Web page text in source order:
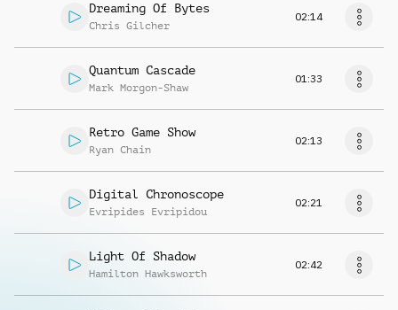
Dreaming Of Bytes
Chris Gilcher
02:14
Quantum Cascade
Mark Morgon-Shaw
01:33
Retro Game Show
Ryan Chain
02:13
Digital Chronoscope
Evripides Evripidou
02:21
Light Of Shadow
Hamilton Hawksworth
02:42